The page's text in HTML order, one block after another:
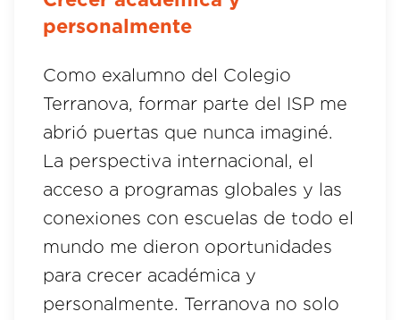
personalmente
Como exalumno del Colegio
Terranova, formar parte del ISP me
abrió puertas que nunca imaginé.
La perspectiva internacional, el
acceso a programas globales y las
conexiones con escuelas de todo el
mundo me dieron oportunidades
para crecer académica y
personalmente. Terranova no solo